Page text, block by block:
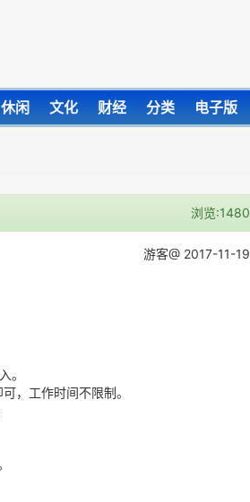
休闲 文化 财经 分类 电子版
浏览:1480
游客@ 2017-11-19
。
，工作时间不限制。